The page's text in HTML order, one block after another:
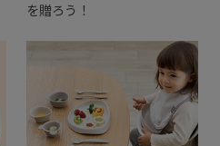
を贈ろう！